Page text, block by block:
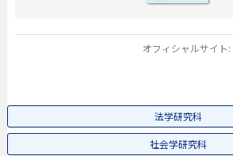
オフィシャルサイト:
法学研究科
社会学研究科